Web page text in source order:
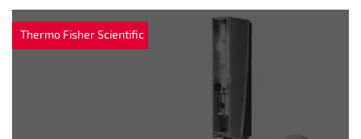
Thermo Fisher Scientific